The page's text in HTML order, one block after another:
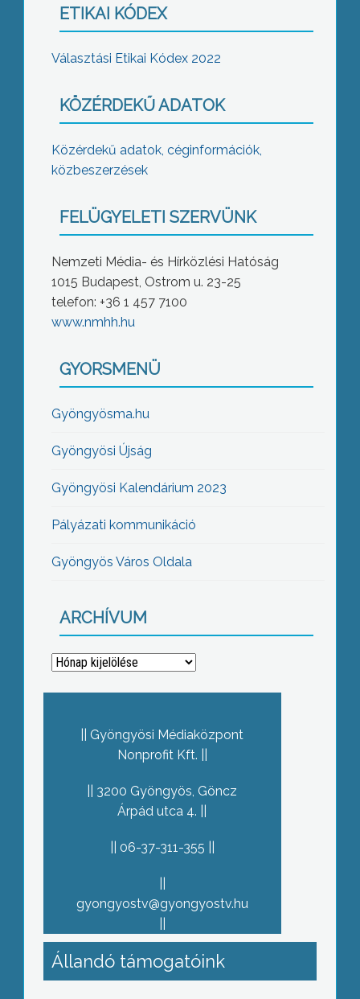
ETIKAI KÓDEX
Választási Etikai Kódex 2022
KÖZÉRDEKŰ ADATOK
Közérdekű adatok, céginformációk,
közbeszerzések
FELÜGYELETI SZERVÜNK
Nemzeti Média- és Hírközlési Hatóság
1015 Budapest, Ostrom u. 23-25
telefon: +36 1 457 7100
www.nmhh.hu
GYORSMENÜ
Gyöngyösma.hu
Gyöngyösi Újság
Gyöngyösi Kalendárium 2023
Pályázati kommunikáció
Gyöngyös Város Oldala
ARCHÍVUM
Archívum
Gyöngyösi Médiaközpont
Nonprofit Kft.
3200 Gyöngyös, Göncz
Árpád utca 4.
06-37-311-355
gyongyostv@gyongyostv.hu
Állandó támogatóink